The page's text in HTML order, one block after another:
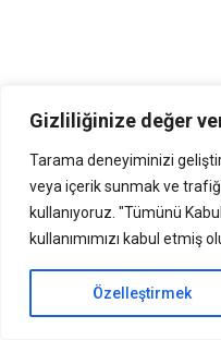
Gizliliğinize değer
Tarama deneyiminizi
veya içerik sunmak ve
kullanıyoruz. "Tümünü
kullanımımızı kabul etmiş
Özelleştirmek